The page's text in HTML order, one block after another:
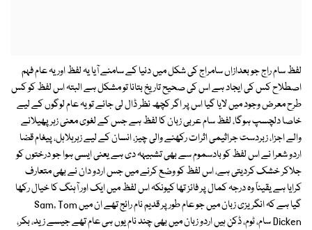
لفظ سام راج جو بعدازاں سامراج کی شکل میں دنیا کے سامنے آیا یہ لفظ اور یہ عام فہم
اصطلاح کس کی ایجاد ہے اس کی صحیح تاریخ بتانا تو مشکل ہے البتہ اس لفظ کو کس
طرح معرض وجود میں لایا گیا اس پر اگر کچھ نظر ڈال لی جائے تو یہ عام لوگوں کے لیے
خاصا دلچسپ ہوگا، لفظ سام عربی زبان کا لفظ ہے جس کے لغوی معنی زہر پھیلانے
والے اجزا، زبردست جراثیمی اثرات رکھنے والی چیز، انسان کے لیے زہرہلاہل، پیغام قضا
اردو شعرا نے اس لفظ کو بادسموم سے بھی تشبیہہ دی ہے یعنی ایسی ہوا جو درختوں کو
جلاکر خشک کردیتی ہے، اس لفظ کو وضع کرنے میں جس اردو دان نے بھی متعارف
کرایا ہے یقیناً وہ درجہ کمال پر فائز تھا کیونکہ اس لفظ میں ایک اور آہنگ کا خیال رکھا
گیا ہے کہ انگریزی زبان میں جو عام طور پر قدیم نام رائج تھے ان میں Sam, Tom
Dicken سام، ٹوم، ڈکن ہیں اردو زبان میں بھی چند نام یوں ہی عام تھے جیسے زید، بکر،